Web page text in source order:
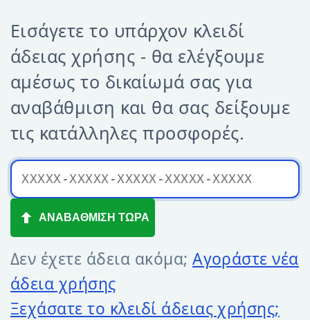
Εισάγετε το υπάρχον κλειδί
άδειας χρήσης - θα ελέγξουμε
αμέσως το δικαίωμά σας για
αναβάθμιση και θα σας δείξουμε
τις κατάλληλες προσφορές.
Δεν έχετε άδεια ακόμα;Αγοράστε νέα
άδεια χρήσης
Ξεχάσατε το κλειδί άδειας χρήσης;